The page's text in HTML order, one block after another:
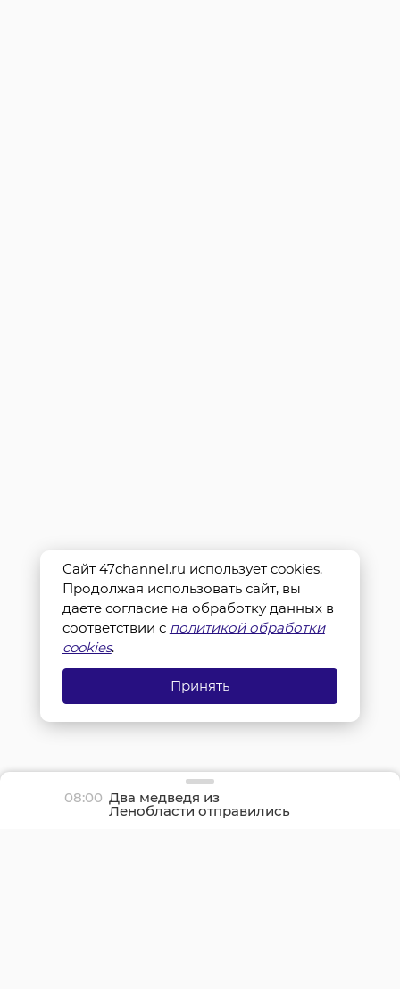
08:00 Два медведя из
Ленобласти отправились
Сайт 47channel.ru использует cookies.
Продолжая использовать сайт, вы
даете согласие на обработку данных в
соответствии с политикой обработки
cookies.
Принять